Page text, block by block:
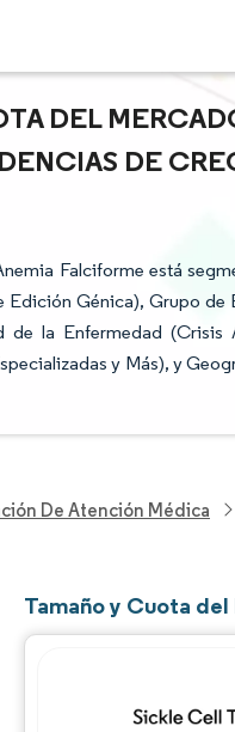
DEL
DE
Falciforme está
Edición Génica), Grupo
de la Enfermedad
y Más), y
De Atención Médica
Tamaño y Cuota